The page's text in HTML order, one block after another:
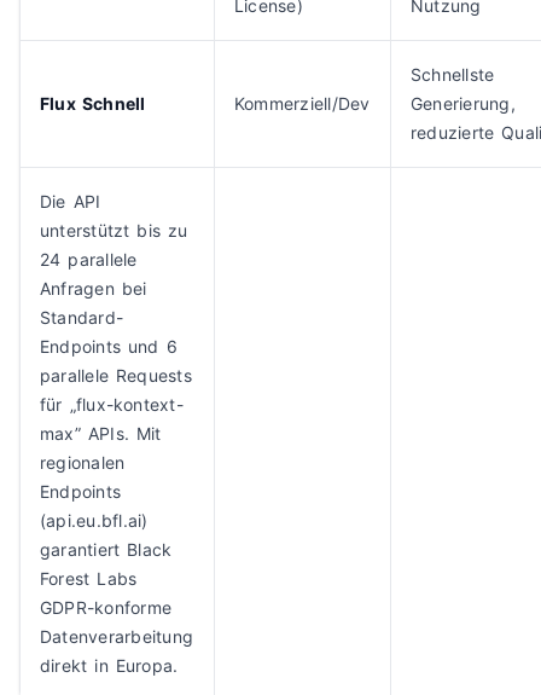
License) Nutzung
Flux Schnell Kommerziell/Dev
Schnellste
Generierung,
reduzierte
Die API
unterstützt bis zu
24 parallele
Anfragen bei
Standard-
Endpoints und 6
parallele Requests
für „flux-kontext-
max” APIs. Mit
regionalen
Endpoints
(api.eu.bfl.ai)
garantiert Black
Forest Labs
GDPR-konforme
Datenverarbeitung
direkt in Europa.